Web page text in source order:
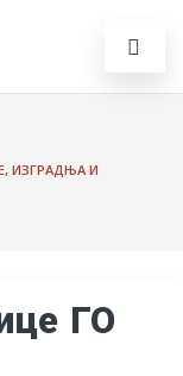
ИЗГРАДЊА И
ГО